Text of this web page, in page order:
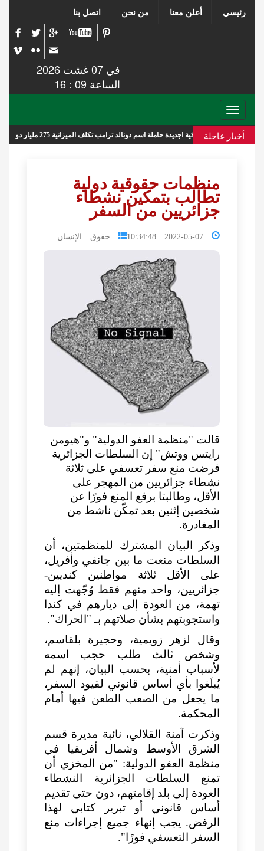
رئيسي أعلن معنا من نحن اتصل بنا
في 07 غشت 2026
الساعة 09 : 16
Toggle
navigation
أخبار عاجلة
أمريكية اجديدة حاملة اسم دونالد ترامب تكلف الميزانية 275 مليار دولار
منظمات حقوقية دولية
تطالب بتمكين نشطاء
جزائريين من السفر
2022-05-07 10:34:48 حقوق الإنسان
قالت "منظمة العفو الدولية" و"هيومن
رايتس ووتش" إن السلطات الجزائرية
فرضت منع سفر تعسفي على ثلاثة
نشطاء جزائريين من المهجر على
الأقل، وطالبتا برفع المنع فورًا عن
شخصين إثنين بعد تمكّن ناشط من
المغادرة.
وذكر
البيان المشترك للمنظمتين، أن
السلطات منعت ما بين جانفي وأفريل،
على الأقل ثلاثة مواطنين كنديين-
جزائريين، واحد منهم فقط وُجّهت إليه
تهمة، من العودة إلى ديارهم في كندا
واستجوبتهم بشأن صلاتهم بـ "الحراك".
وقال لزهر زويمية، وحجيرة بلقاسم،
وشخص ثالث طلب حجب اسمه
لأسباب أمنية، بحسب البيان، إنهم لم
يُبلَغوا بأي أساس قانوني لقيود السفر،
ما يجعل من الصعب الطعن فيها أمام
المحكمة.
وذكرت آمنة القلالي، نائبة مديرة قسم
الشرق الأوسط وشمال أفريقيا في
منظمة العفو الدولية: "من المخزي أن
تمنع السلطات الجزائرية النشطاء
العودة إلى بلد إقامتهم، دون حتى تقديم
أساس قانوني أو تبرير كتابي لهذا
الرفض. يجب إنهاء جميع إجراءات منع
السفر التعسفي فورًا".